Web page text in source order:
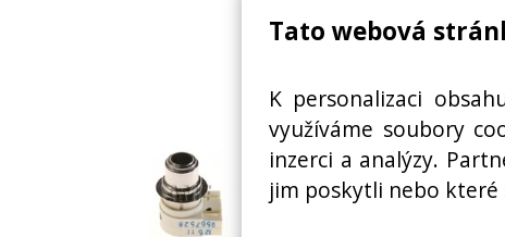
Tato webová
K personalizaci
využíváme soubory
inzerci a analýzy.
jim poskytli nebo které
NTC SENSOR 00165281,